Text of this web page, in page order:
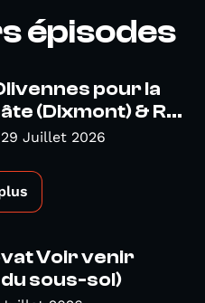
épisodes
pour la
(Dixmont) & R...
Juillet 2026
Voir venir
sous-sol)